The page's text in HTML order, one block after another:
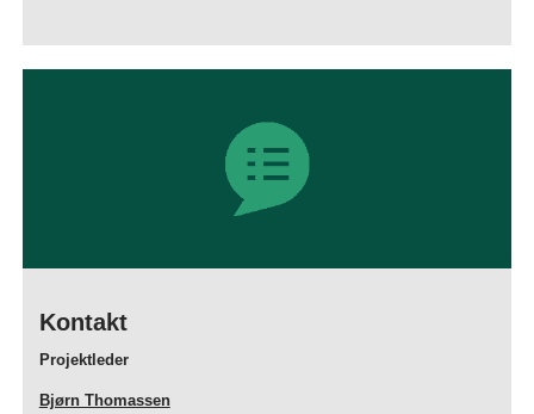
Kontakt
Projektleder
Bjørn Thomassen